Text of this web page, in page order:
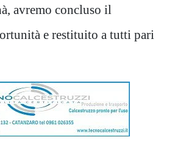
avremo concluso il
e restituito a tutti pari